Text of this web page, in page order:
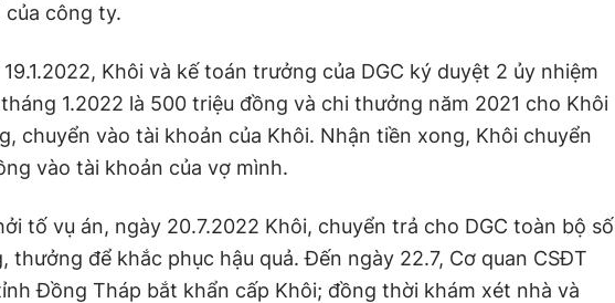
của công ty.
Khôi và kế toán trưởng của DGC ký duyệt 2 ủy nhiệm
1.2022 là 500 triệu đồng và chi thưởng năm 2021 cho Khôi
chuyển vào tài khoản của Khôi. Nhận tiền xong, Khôi chuyển
vào tài khoản của vợ mình.
tố vụ án, ngày 20.7.2022 Khôi, chuyển trả cho DGC toàn bộ số
thưởng để khắc phục hậu quả. Đến ngày 22.7, Cơ quan CSĐT
Đồng Tháp bắt khẩn cấp Khôi; đồng thời khám xét nhà và